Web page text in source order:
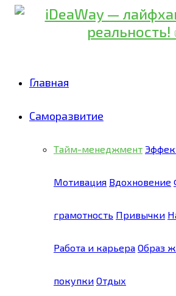
Главная
Саморазвитие
Тайм-менеджмент
Мотивация Вдохновение
грамотность Привычки
Работа и карьера Образ
покупки Отдых